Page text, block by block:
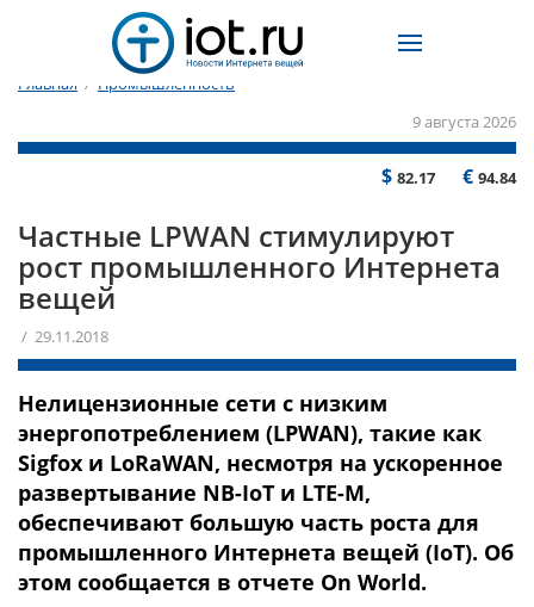
Главная / Промышленность
9 августа 2026
$ 82.17 € 94.84
Частные LPWAN стимулируют
рост промышленного Интернета
вещей
/ 29.11.2018
Нелицензионные сети с низким
энергопотреблением (LPWAN), такие как
Sigfox и LoRaWAN, несмотря на ускоренное
развертывание NB-IoT и LTE-M,
обеспечивают большую часть роста для
промышленного Интернета вещей (IoT). Об
этом сообщается в отчете On World.